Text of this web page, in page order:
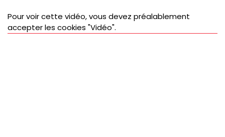
Pour voir cette vidéo, vous devez préalablement
accepter les cookies "Vidéo".